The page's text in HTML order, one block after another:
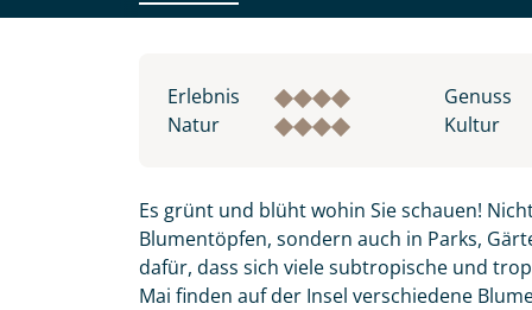
Erlebnis Genuss
Natur
Kultur
Es grünt und blüht wohin Sie schauen!
Blumentöpfen, sondern auch in Parks,
dafür, dass sich viele subtropische und
Mai finden auf der Insel verschiedene